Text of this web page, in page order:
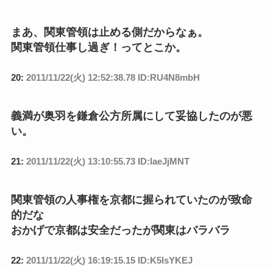
まあ、関東管領は止める側だからなぁ。
関東管領仕事し過ぎ！ってとこか。
20: 2011/11/22(火) 12:52:38.78 ID:RU4N8mbH
義満が奥羽を鎌倉公方所属にして妥協したのが悪
い。
21: 2011/11/22(火) 13:10:55.73 ID:IaeJjMNT
関東管領の人事権を京都に握られていたのが致命
的だな
おかげで京都は安全だったが関東はバラバラ
22: 2011/11/22(火) 16:19:15.15 ID:K5IsYKEJ